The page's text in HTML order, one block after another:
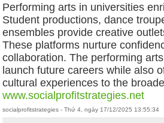
Performing arts in universities
Student productions, dance
ensembles provide creative
These platforms nurture
collaboration. The performing
launch future careers while also
cultural experiences to the
www.socialprofitstrategies.net
socialprofitstrategies - Thứ 4, ngày 17/12/2025 13:55:34